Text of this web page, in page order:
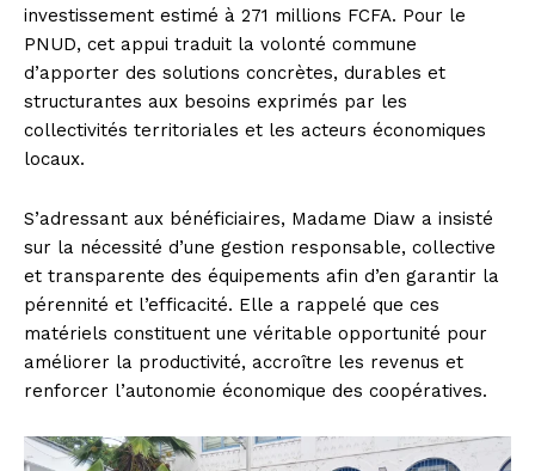
investissement estimé à 271 millions FCFA. Pour le
PNUD, cet appui traduit la volonté commune
d’apporter des solutions concrètes, durables et
structurantes aux besoins exprimés par les
collectivités territoriales et les acteurs économiques
locaux.
S’adressant aux bénéficiaires, Madame Diaw a insisté
sur la nécessité d’une gestion responsable, collective
et transparente des équipements afin d’en garantir la
pérennité et l’efficacité. Elle a rappelé que ces
matériels constituent une véritable opportunité pour
améliorer la productivité, accroître les revenus et
renforcer l’autonomie économique des coopératives.